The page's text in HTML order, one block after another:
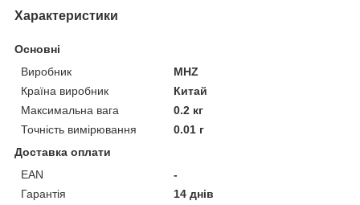
Характеристики
Основні
Виробник
MHZ
Країна виробник
Китай
Максимальна вага
0.2 кг
Точність вимірювання
0.01 г
Доставка оплати
EAN
-
Гарантія
14 днів